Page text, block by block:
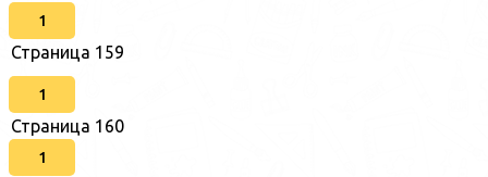
1
Страница 159
1
Страница 160
1